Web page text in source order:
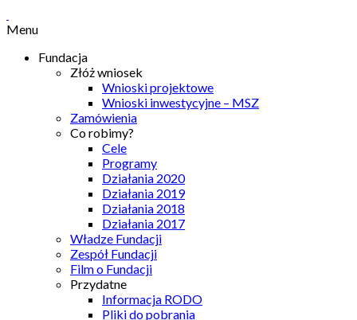
Menu
Fundacja
Złóż wniosek
Wnioski projektowe
Wnioski inwestycyjne – MSZ
Zamówienia
Co robimy?
Cele
Programy
Działania 2020
Działania 2019
Działania 2018
Działania 2017
Władze Fundacji
Zespół Fundacji
Film o Fundacji
Przydatne
Informacja RODO
Pliki do pobrania